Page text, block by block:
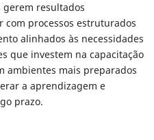
gerem resultados
com processos estruturados
alinhados às necessidades
que investem na capacitação
ambientes mais preparados
a aprendizagem e
prazo.